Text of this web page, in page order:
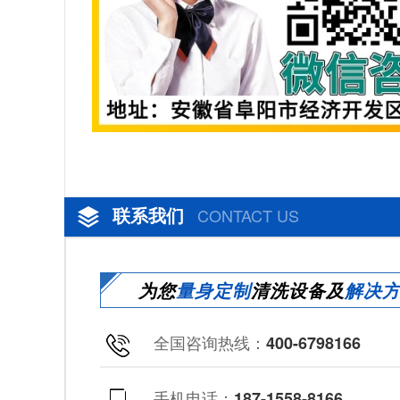
联系我们 CONTACT US
为您量身定制清洗设备及解决
全国咨询热线： 400-6798166